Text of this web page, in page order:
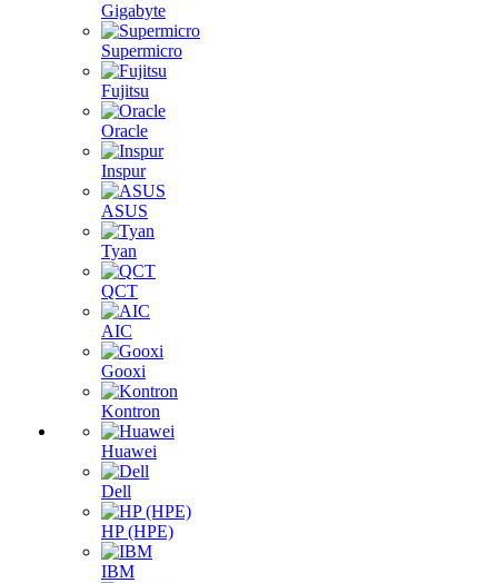
Gigabyte
Supermicro
Fujitsu
Oracle
Inspur
ASUS
Tyan
QCT
AIC
Gooxi
Kontron
Huawei
Dell
HP (HPE)
IBM